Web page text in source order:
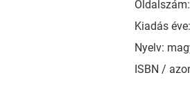
Kiadás
Nyelv:
ISBN /